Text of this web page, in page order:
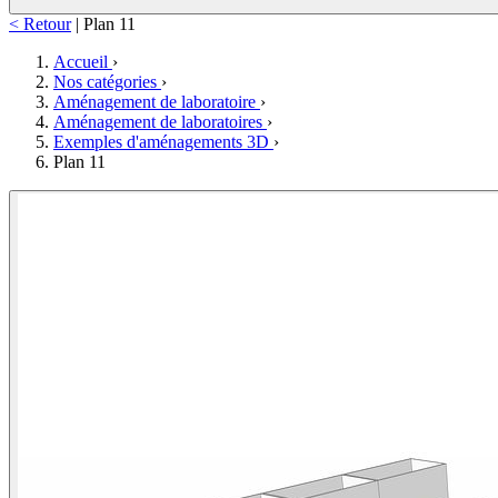
< Retour | Plan 11
Accueil ›
Nos catégories ›
Aménagement de laboratoire ›
Aménagement de laboratoires ›
Exemples d'aménagements 3D ›
Plan 11